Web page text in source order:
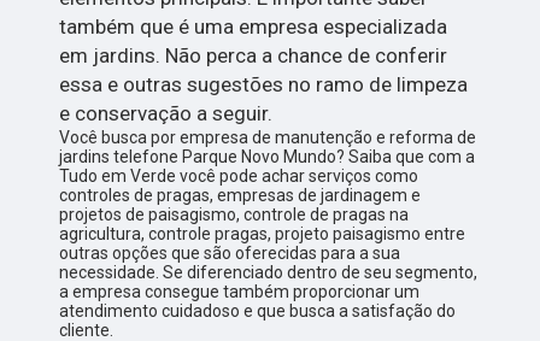
também que é uma empresa especializada
em jardins. Não perca a chance de conferir
essa e outras sugestões no ramo de limpeza
e conservação a seguir.
Você busca por empresa de manutenção e reforma de
jardins telefone Parque Novo Mundo? Saiba que com a
Tudo em Verde você pode achar serviços como
controles de pragas, empresas de jardinagem e
projetos de paisagismo, controle de pragas na
agricultura, controle pragas, projeto paisagismo entre
outras opções que são oferecidas para a sua
necessidade. Se diferenciado dentro de seu segmento,
a empresa consegue também proporcionar um
atendimento cuidadoso e que busca a satisfação do
cliente.